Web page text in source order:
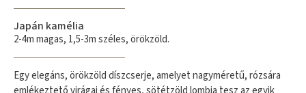
Japán kamélia
2-4m magas, 1,5-3m széles, örökzöld.
Egy elegáns, örökzöld díszcserje, amelyet nagyméretű, rózsára